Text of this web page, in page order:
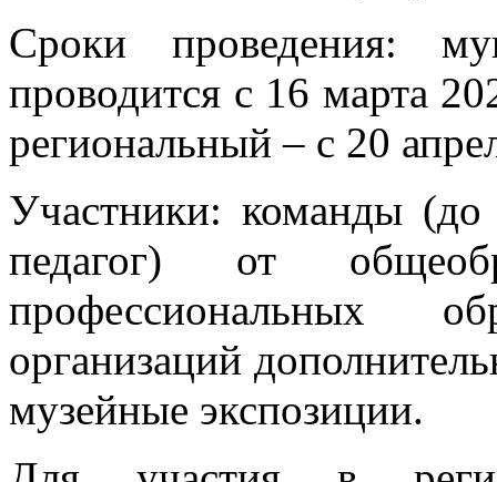
Сроки проведения:
проводится с 16 марта
региональный – с 20
Участники: команды (до
педагог) от
профессиональных
организаций
музейные экспозиции.